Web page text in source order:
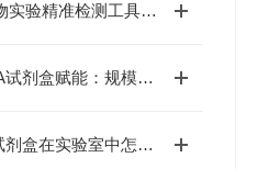
牛类生物实验精准检测工具：牛ELISA试剂盒如何高效完成牛源样本目标蛋白定量分析？
鹅ELISA试剂盒赋能：规模化养殖中的疫病动态监测体系
ELISA试剂盒在实验室中怎么用